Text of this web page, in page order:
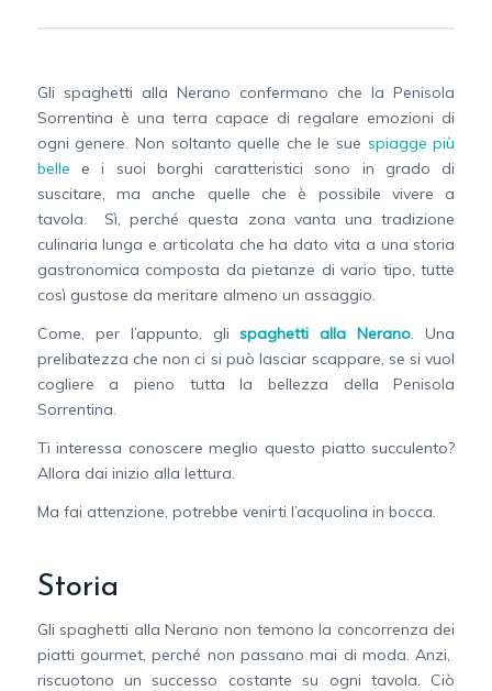
Gli spaghetti alla Nerano confermano che la Penisola
Sorrentina è una terra capace di regalare emozioni di
ogni genere. Non soltanto quelle che le sue spiagge più
belle e i suoi borghi caratteristici sono in grado di
suscitare, ma anche quelle che è possibile vivere a
tavola. Sì, perché questa zona vanta una tradizione
culinaria lunga e articolata che ha dato vita a una storia
gastronomica composta da pietanze di vario tipo, tutte
così gustose da meritare almeno un assaggio.
Come, per l’appunto, glispaghetti alla Nerano. Una
prelibatezza che non ci si può lasciar scappare, se si vuol
cogliere a pieno tutta la bellezza della Penisola
Sorrentina.
Ti interessa conoscere meglio questo piatto succulento?
Allora dai inizio alla lettura.
Ma fai attenzione, potrebbe venirti l’acquolina in bocca.
Storia
Gli spaghetti alla Nerano non temono la concorrenza dei
piatti gourmet, perché non passano mai di moda. Anzi,
riscuotono un successo costante su ogni tavola. Ciò